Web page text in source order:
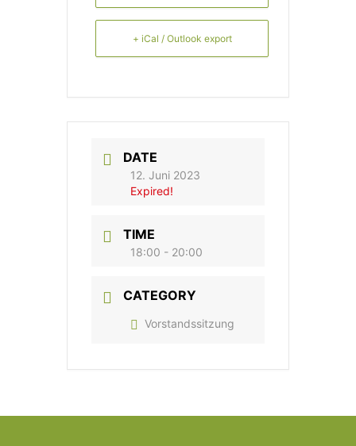
+ iCal / Outlook export
DATE
12. Juni 2023
Expired!
TIME
18:00 - 20:00
CATEGORY
Vorstandssitzung